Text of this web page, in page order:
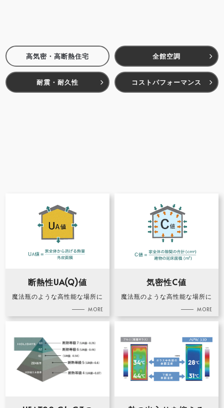
高気密・高断熱住宅 全館空調
耐震・耐久性 コストパフォーマンス
断熱性UA(Q)値
魔法瓶のような高性能な場所に
気密性C値
魔法瓶のような高性能な場所に